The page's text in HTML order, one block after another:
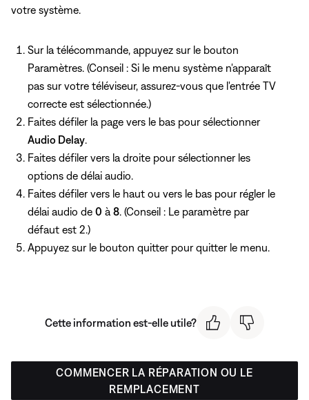
votre système.
Sur la télécommande, appuyez sur le bouton
Paramètres. (Conseil : Si le menu système n'apparaît
pas sur votre téléviseur, assurez-vous que l'entrée TV
correcte est sélectionnée.)
Faites défiler la page vers le bas pour sélectionner
Audio Delay
Faites défiler vers la droite pour sélectionner les
options de délai audio.
Faites défiler vers le haut ou vers le bas pour régler le
délai audio de 0 à 8 . (Conseil : Le paramètre par
défaut est 2.)
Appuyez sur le bouton quitter pour quitter le menu.
Cette information est-elle utile?
COMMENCER LA RÉPARATION OU LE
REMPLACEMENT